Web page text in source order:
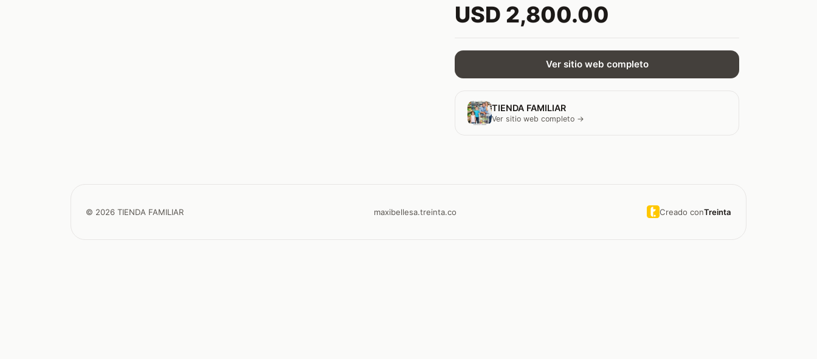
USD 2,800.00
Ver sitio web completo
TIENDA FAMILIAR
Ver sitio web completo →
© 2026 TIENDA FAMILIAR maxibellesa.treinta.co Creado conTreinta